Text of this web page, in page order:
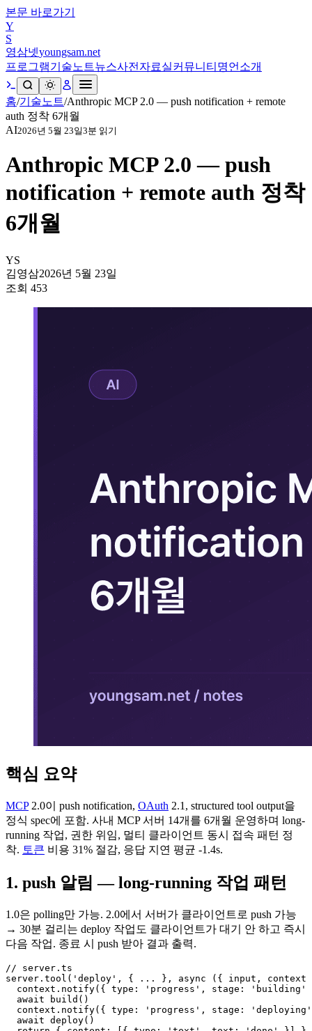
본문 바로가기
Y
S
영삼넷youngsam.net
프로그램기술노트뉴스사전 자료실커뮤니티 명언 소개
홈/기술노트/Anthropic MCP 2.0 — push notification + remote
auth 정착 6개월
AI2026년 5월 23일3분 읽기
Anthropic MCP 2.0 — push
notification + remote auth 정착
6개월
YS
김영삼2026년 5월 23일
조회 453
핵심 요약
MCP2.0이 push notification, OAuth 2.1, structured tool output을
정식 spec에 포함. 사내 MCP 서버 14개를 6개월 운영하며 long-
running 작업, 권한 위임, 멀티 클라이언트 동시 접속 패턴 정
착. 토큰 비용 31% 절감, 응답 지연 평균 -1.4s.
1. push 알림 — long-running 작업 패턴
1.0은 polling만 가능. 2.0에서 서버가 클라이언트로 push 가능
→ 30분 걸리는 deploy 작업도 클라이언트가 대기 안 하고 즉시
다음 작업. 종료 시 push 받아 결과 출력.
// server.ts
server.tool('deploy', { ... }, async ({ input, context
context.notify({ type: 'progress', stage: 'building'
  await build()
context.notify({ type: 'progress', stage:
  await deploy()